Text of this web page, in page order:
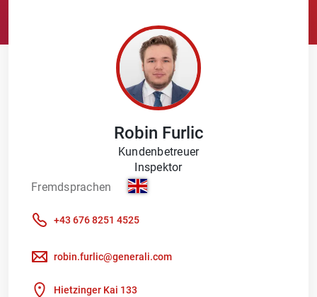
Robin Furlic
Kundenbetreuer
Inspektor
Fremdsprachen
+43 676 8251 4525
robin.furlic@generali.com
Hietzinger Kai 133